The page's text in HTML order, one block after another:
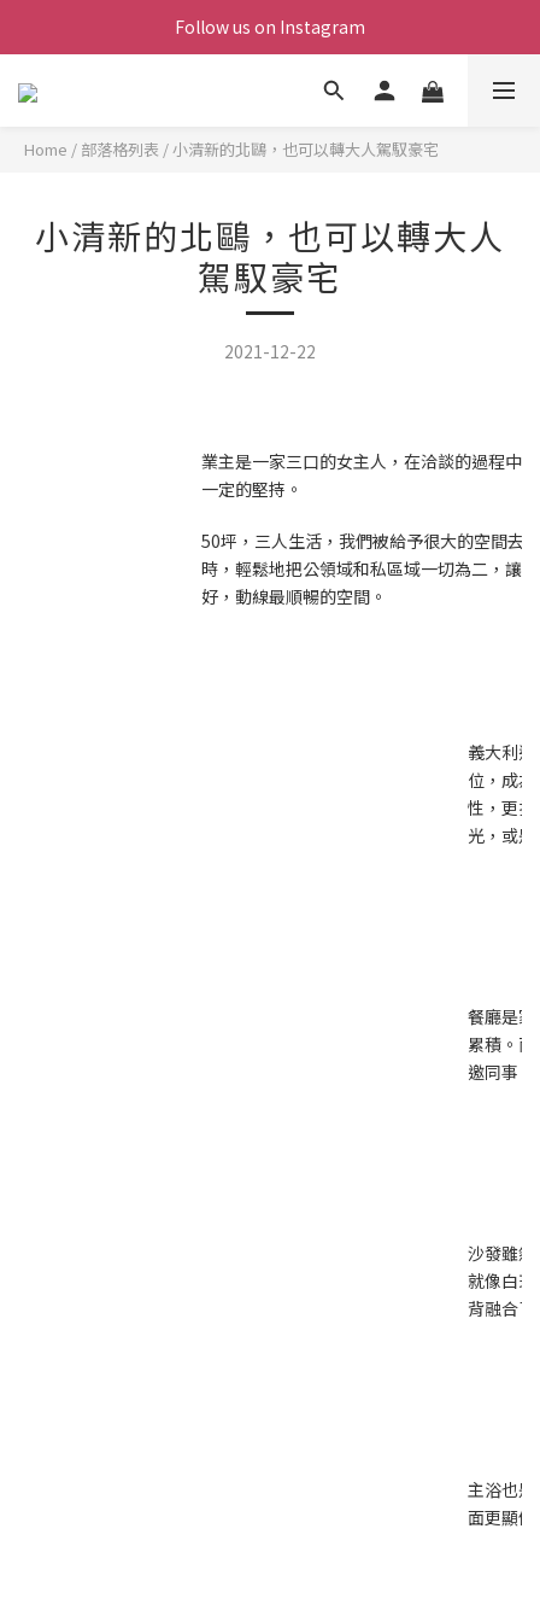
Follow us on Instagram
Home / 部落格列表 /小清新的北鷗，也可以轉大人駕馭豪宅
小清新的北鷗，也可以轉大人
駕馭豪宅
2021-12-22
業主是一家三口的女主人，在洽談的過程中
一定的堅持。
50坪，三人生活，我們被給予很大的空間去
時，輕鬆地把公領域和私區域一切為二，讓
好，動線最順暢的空間。
義大利
位，成
性，更
光，或
餐廳是
累積。
邀同事
沙發雖
就像白
背融合
主浴也
面更顯